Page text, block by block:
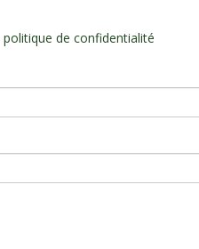
politique de confidentialité